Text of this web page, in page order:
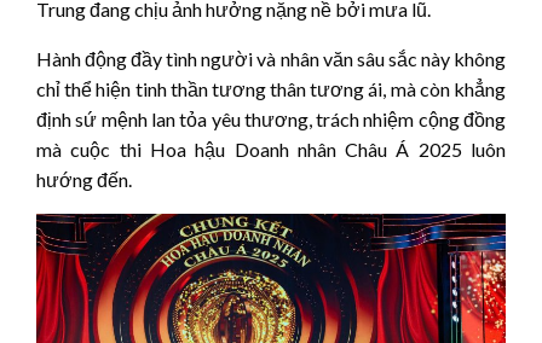
Trung đang chịu ảnh hưởng nặng nề bởi mưa lũ.
Hành động đầy tình người và nhân văn sâu sắc này không
chỉ thể hiện tinh thần tương thân tương ái, mà còn khẳng
định sứ mệnh lan tỏa yêu thương, trách nhiệm cộng đồng
mà cuộc thi Hoa hậu Doanh nhân Châu Á 2025 luôn
hướng đến.